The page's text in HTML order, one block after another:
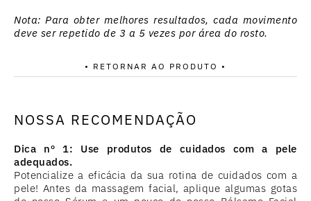
Nota: Para obter melhores resultados, cada movimento
deve ser repetido de 3 a 5 vezes por área do rosto.
• RETORNAR AO PRODUTO •
NOSSA RECOMENDAÇÃO
Dica nº 1: Use produtos de cuidados com a pele
adequados.
Potencialize a eficácia da sua rotina de cuidados com a
pele! Antes da massagem facial, aplique algumas gotas